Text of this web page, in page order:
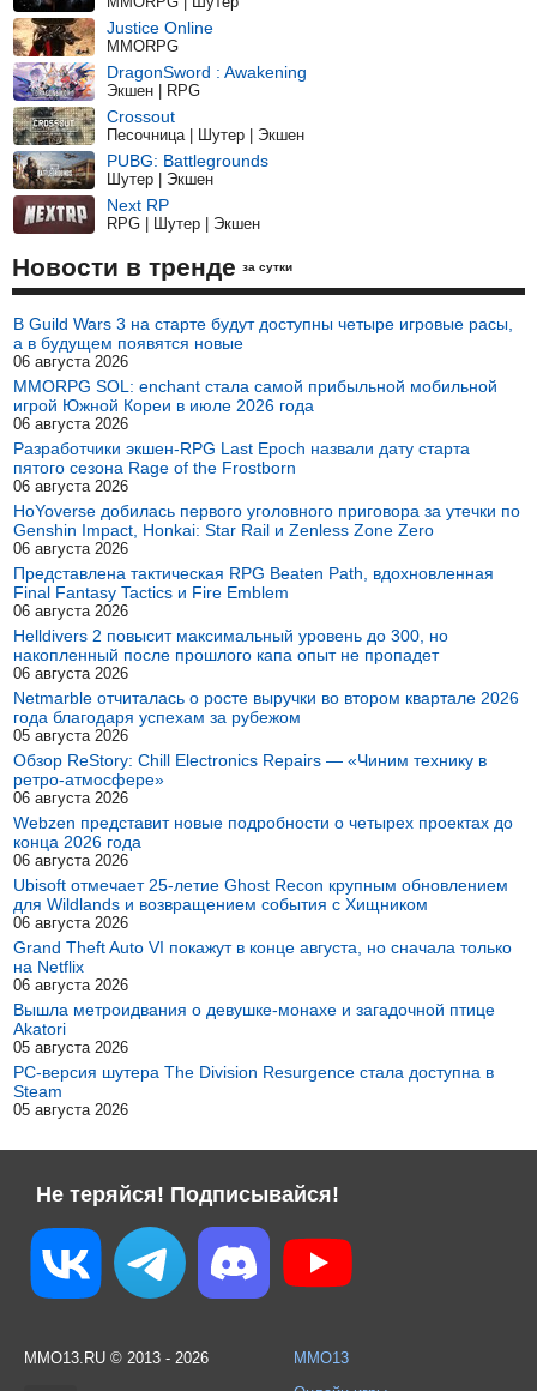
Justice Online
MMORPG
DragonSword : Awakening
Экшен | RPG
Crossout
Песочница | Шутер | Экшен
PUBG: Battlegrounds
Шутер | Экшен
Next RP
RPG | Шутер | Экшен
Новости в тренде за сутки
В Guild Wars 3 на старте будут доступны четыре игровые расы,
а в будущем появятся новые
06 августа 2026
MMORPG SOL: enchant стала самой прибыльной мобильной
игрой Южной Кореи в июле 2026 года
06 августа 2026
Разработчики экшен-RPG Last Epoch назвали дату старта
пятого сезона Rage of the Frostborn
06 августа 2026
HoYoverse добилась первого уголовного приговора за утечки по
Genshin Impact, Honkai: Star Rail и Zenless Zone Zero
06 августа 2026
Представлена тактическая RPG Beaten Path, вдохновленная
Final Fantasy Tactics и Fire Emblem
06 августа 2026
Helldivers 2 повысит максимальный уровень до 300, но
накопленный после прошлого капа опыт не пропадет
06 августа 2026
Netmarble отчиталась о росте выручки во втором квартале 2026
года благодаря успехам за рубежом
05 августа 2026
Обзор ReStory: Chill Electronics Repairs — «Чиним технику в
ретро-атмосфере»
06 августа 2026
Webzen представит новые подробности о четырех проектах до
конца 2026 года
06 августа 2026
Ubisoft отмечает 25-летие Ghost Recon крупным обновлением
для Wildlands и возвращением события с Хищником
06 августа 2026
Grand Theft Auto VI покажут в конце августа, но сначала только
на Netflix
06 августа 2026
Вышла метроидвания о девушке-монахе и загадочной птице
Akatori
05 августа 2026
PC-версия шутера The Division Resurgence стала доступна в
Steam
05 августа 2026
Не теряйся! Подписывайся!
MMO13.RU © 2013 - 2026
MMO13